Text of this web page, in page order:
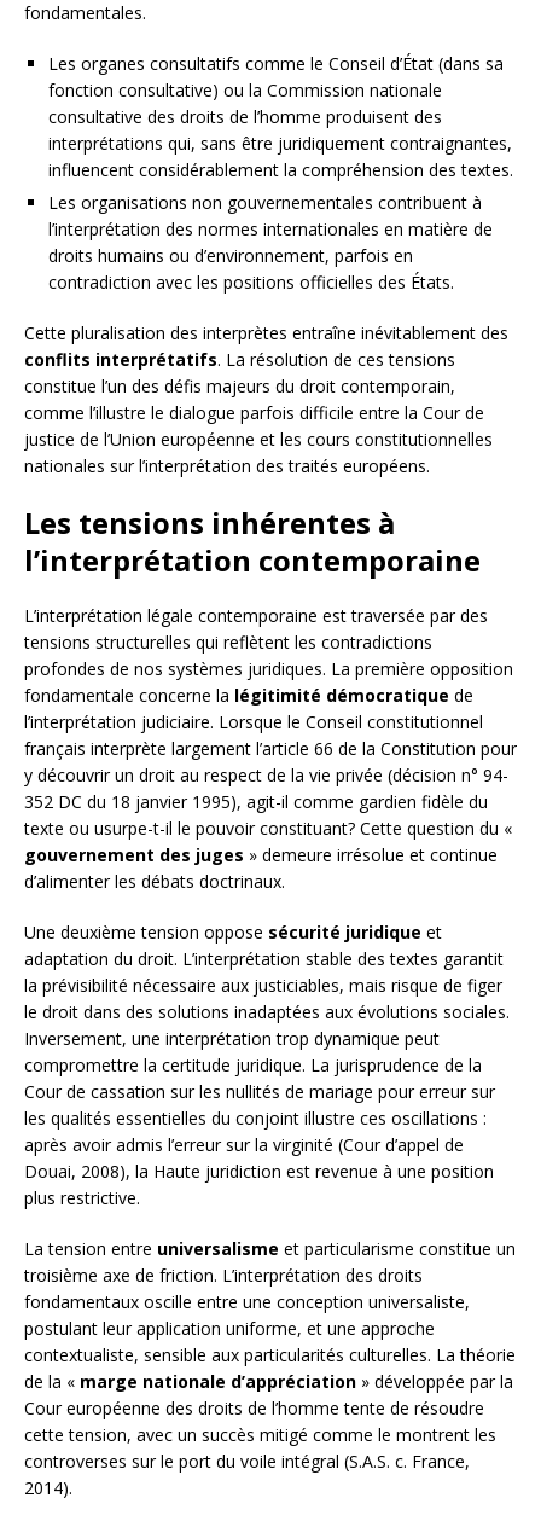
fondamentales.
Les organes consultatifs comme le Conseil d’État (dans sa
fonction consultative) ou la Commission nationale
consultative des droits de l’homme produisent des
interprétations qui, sans être juridiquement contraignantes,
influencent considérablement la compréhension des textes.
Les organisations non gouvernementales contribuent à
l’interprétation des normes internationales en matière de
droits humains ou d’environnement, parfois en
contradiction avec les positions officielles des États.
Cette pluralisation des interprètes entraîne inévitablement des
conflits interprétatifs. La résolution de ces tensions
constitue l’un des défis majeurs du droit contemporain,
comme l’illustre le dialogue parfois difficile entre la Cour de
justice de l’Union européenne et les cours constitutionnelles
nationales sur l’interprétation des traités européens.
Les tensions inhérentes à
l’interprétation contemporaine
L’interprétation légale contemporaine est traversée par des
tensions structurelles qui reflètent les contradictions
profondes de nos systèmes juridiques. La première opposition
fondamentale concerne la légitimité démocratique de
l’interprétation judiciaire. Lorsque le Conseil constitutionnel
français interprète largement l’article 66 de la Constitution pour
y découvrir un droit au respect de la vie privée (décision n° 94-
352 DC du 18 janvier 1995), agit-il comme gardien fidèle du
texte ou usurpe-t-il le pouvoir constituant? Cette question du «
gouvernement des juges » demeure irrésolue et continue
d’alimenter les débats doctrinaux.
Une deuxième tension oppose sécurité juridique et
adaptation du droit. L’interprétation stable des textes garantit
la prévisibilité nécessaire aux justiciables, mais risque de figer
le droit dans des solutions inadaptées aux évolutions sociales.
Inversement, une interprétation trop dynamique peut
compromettre la certitude juridique. La jurisprudence de la
Cour de cassation sur les nullités de mariage pour erreur sur
les qualités essentielles du conjoint illustre ces oscillations :
après avoir admis l’erreur sur la virginité (Cour d’appel de
Douai, 2008), la Haute juridiction est revenue à une position
plus restrictive.
La tension entre universalisme et particularisme constitue un
troisième axe de friction. L’interprétation des droits
fondamentaux oscille entre une conception universaliste,
postulant leur application uniforme, et une approche
contextualiste, sensible aux particularités culturelles. La théorie
de la « marge nationale d’appréciation » développée par la
Cour européenne des droits de l’homme tente de résoudre
cette tension, avec un succès mitigé comme le montrent les
controverses sur le port du voile intégral (S.A.S. c. France,
2014).